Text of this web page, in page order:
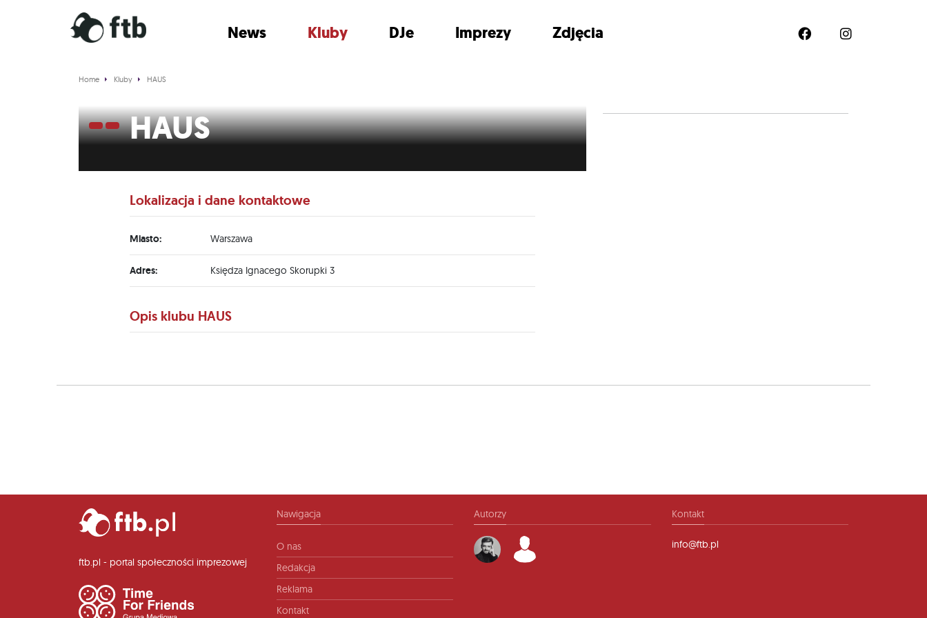
News Kluby DJe Imprezy Zdjęcia
Home Kluby HAUS
HAUS
Lokalizacja i dane kontaktowe
Miasto: Warszawa
Adres: Księdza Ignacego Skorupki 3
Opis klubu HAUS
ftb.pl - portal społeczności imprezowej
Nawigacja
O nas
Redakcja
Reklama
Kontakt
Autorzy Kontakt
info@ftb.pl